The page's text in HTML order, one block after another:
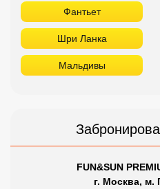
Фантьет
Шри Ланка
Мальдивы
FUN&SUN
г. Москва, м.